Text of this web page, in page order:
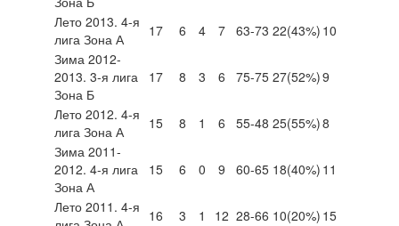
Лето 2013. 4-я
лига Зона А
17 6 4 7 63-73 22(43%) 10
Зима 2012-
2013. 3-я лига
Зона Б
17 8 3 6 75-75 27(52%)9
Лето 2012. 4-я
лига Зона А
15 8 1 6 55-48 25(55%)8
Зима 2011-
2012. 4-я лига
Зона А
15 6 0 9 60-65 18(40%) 11
Лето 2011. 4-я 16 3 1 12 28-66 10(20%) 15